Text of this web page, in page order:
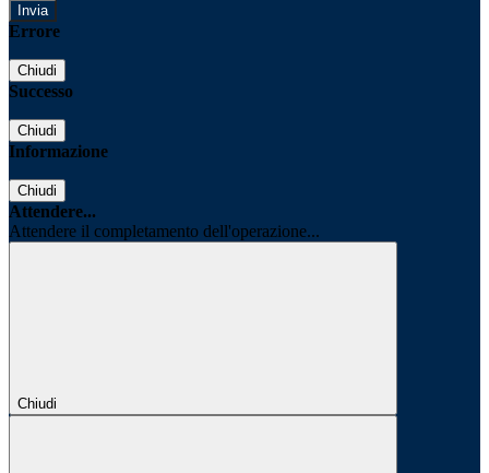
Errore
Chiudi
Successo
Chiudi
Informazione
Chiudi
Attendere...
Attendere il completamento dell'operazione...
Chiudi